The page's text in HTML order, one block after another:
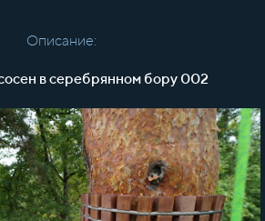
Описание:
в серебрянном бору 002